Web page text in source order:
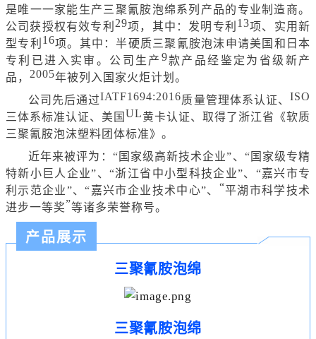
是唯一一家能生产三聚氰胺泡绵系列产品的专业制造商。
公司获授权有效专利 29项，其中：发明专利 13项、实用新
型专利 16项。其中：半硬质三聚氰胺泡沫申请美国和日本
专利已进入实审。公司生产 9款产品经鉴定为省级新产
品， 2005年被列入国家火炬计划。
公司先后通过IATF1694:2016质量管理体系认证、 ISO
三体系标准认证、美国 UL黄卡认证、取得了浙江省《软质
三聚氰胺泡沫塑料团体标准》。
近年来被评为： “国家级高新技术企业”、“ 国家级专精
特新小巨人企业”、“浙江省中小型科技企业”、“嘉兴市专
利示范企业”、“嘉兴市企业技术中心”、 “平湖市科学技术
进步一等奖”等诸多荣誉称号。
产品展示
三聚氰胺泡绵
三聚氰胺泡绵